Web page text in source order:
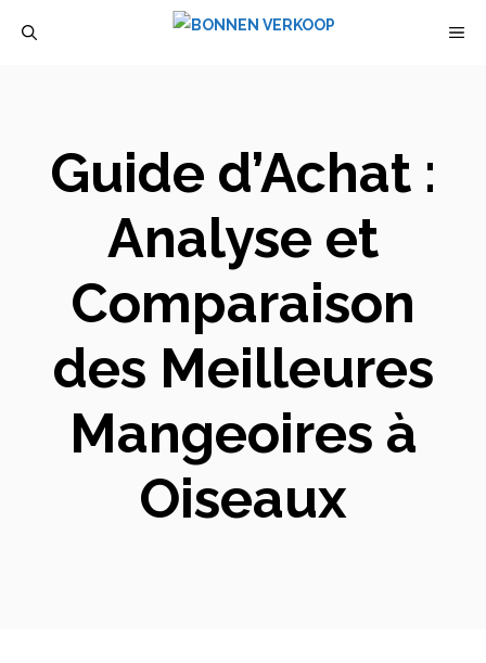
Guide d’Achat :
Analyse et
Comparaison
des Meilleures
Mangeoires à
Oiseaux